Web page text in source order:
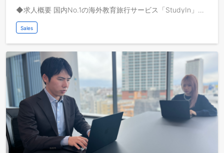
◆求人概要 国内No.1の海外教育旅行サービス「StudyIn」で活躍するライフコンサルティング営業を募集します。 動画メディアを共通基盤として海外事業を急成長させている株式会社ブルードは、取扱高を三桁億から四桁億へスケールするフェーズにいます。自己資本経営、取扱高約三桁億、営業利益一桁億、日本最大級の海外教育旅行サービスを運営しており、これから世界で留学サービスの垂直統合モデルを実現し、世界で最も人々のライフチェンジをサポートする企業になりたいと考えています。 ◆業務イメージ ライフコンサルタント（ToC個人顧客向け） ライフコンサルタントとして、個人顧客のニーズに対応し、ヒアリングから提案、契約に至るまでの全プロセスを担当していただきます。集客は全てインバウンドからきており、インサイドセールスが面談の調整を行います。 ◆担当業務: このポジションでは、個人顧客向けのライフコンサルティング業務全般を担当していただきます。具体的には、顧客とのヒアリングを通じてニーズを把握し、最適な教育旅行プランの提案から海外渡航後の住まい、仕事、結婚、移住までのサービス接点においてコンサルティング営業をすることが主な業務となります。また、インサイドセールスとして、潜在顧客とのアポイントメント取得も行い、営業活動を推進します。加えて、営業プロセスの標準化や仕組み化、営業企画にも携わり、将来的にはリーダーとしてチームをマネジメントすることが期待されます。 ◆対象顧客・業界: この職種の対象となる顧客は、主に学生、社会人、シニアといった個人顧客であり、彼らの教育旅行ニーズに応じたサービスを提供します。業界としては、教育旅行業界全般に属し、個人のライフステージに応じた教育旅行サポートを行います。 ◆業務の流れ 日々の業務は、顧客との留学コンサルティングを中心に、チーム会議や営業戦略の策定、顧客対応（メールや電話でのやり取り）、営業プロセスの改善と仕組み化など多岐にわたります。また、営業活動の効率化を図りながら、顧客の期待に応えるサービス提供を行っていただきます。 ◆求めるスキル・経験: 顧客の課題を正確に理解し、最適な解決策を提供する能力が求められます。また、教育旅行や海外に関する知識は必須ですが、入社後に学んでいただければ問題ありません。さらに、将来的にはリーダーとして営業チームをマネジメントするためのスキルや意欲も重要です。 ◆社内外の課題感と期待される成果: 社内においては、事業拡大フェーズにあるため、営業プロセスの標準化や組織作りが課題となります。また、社外においては、教育旅行を通じて人生の転機を迎えようとする顧客に対して、英語力向上や価値観の変容をサポートすることが期待されています。 ◆チーム・上司との関わり方: この職種では、チーム内での日次および月次目標の確認と達成に向けて取り組みます。また、事業責任者や経営陣との密な連携を通じて、営業方針の策定やマーケティングチームと協力しながら、顧客開拓手法の最適化を図ります。
Sales